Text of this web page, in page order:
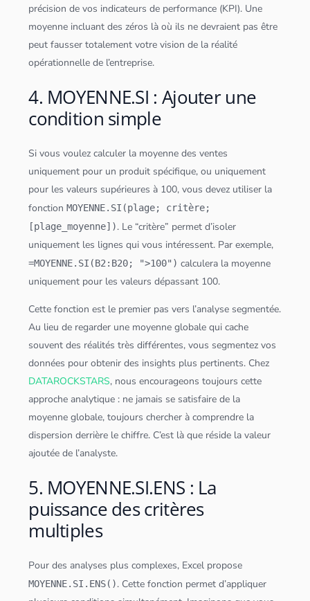
précision de vos indicateurs de performance (KPI). Une
moyenne incluant des zéros là où ils ne devraient pas être
peut fausser totalement votre vision de la réalité
opérationnelle de l’entreprise.
4. MOYENNE.SI : Ajouter une
condition simple
Si vous voulez calculer la moyenne des ventes
uniquement pour un produit spécifique, ou uniquement
pour les valeurs supérieures à 100, vous devez utiliser la
fonctionMOYENNE.SI(plage; critère;
[plage_moyenne]). Le “critère” permet d’isoler
uniquement les lignes qui vous intéressent. Par exemple,
=MOYENNE.SI(B2:B20; ">100") calculera la moyenne
uniquement pour les valeurs dépassant 100.
Cette fonction est le premier pas vers l’analyse segmentée.
Au lieu de regarder une moyenne globale qui cache
souvent des réalités très différentes, vous segmentez vos
données pour obtenir des insights plus pertinents. Chez
DATAROCKSTARS, nous encourageons toujours cette
approche analytique : ne jamais se satisfaire de la
moyenne globale, toujours chercher à comprendre la
dispersion derrière le chiffre. C’est là que réside la valeur
ajoutée de l’analyste.
5. MOYENNE.SI.ENS : La
puissance des critères
multiples
Pour des analyses plus complexes, Excel propose
MOYENNE.SI.ENS(). Cette fonction permet d’appliquer